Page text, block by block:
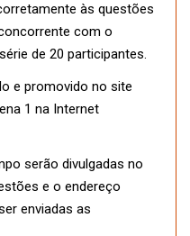
às questões
com o
de 20 participantes.
e promovido no site
1 na Internet
serão divulgadas no
e o endereço
enviadas as